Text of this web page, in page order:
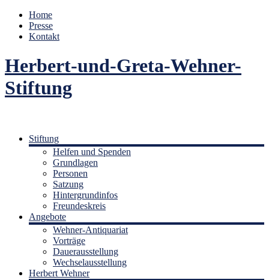
Home
Presse
Kontakt
Herbert-und-Greta-Wehner-
Stiftung
Stiftung
Helfen und Spenden
Grundlagen
Personen
Satzung
Hintergrundinfos
Freundeskreis
Angebote
Wehner-Antiquariat
Vorträge
Dauerausstellung
Wechselausstellung
Herbert Wehner